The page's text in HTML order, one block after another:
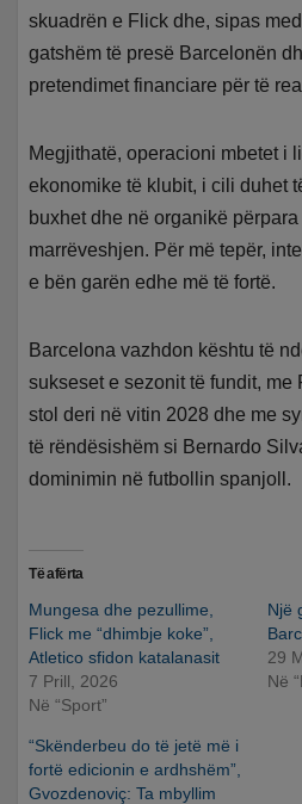
skuadrën e Flick dhe, sipas
gatshëm të presë Barcelonën
pretendimet financiare për të
Megjithatë, operacioni mbetet i
ekonomike të klubit, i cili duhet
buxhet dhe në organikë
marrëveshjen. Për më tepër,
e bën garën edhe më të fortë.
Barcelona vazhdon kështu të
sukseset e sezonit të fundit, me
stol deri në vitin 2028 dhe me
të rëndësishëm si Bernardo
dominimin në futbollin spanjoll.
Të afërta
Mungesa dhe pezullime,
Flick me “dhimbje koke”,
Atletico sfidon katalanasit
7 Prill, 2026
Në “Sport”
Një
29
Në
“Skënderbeu do të jetë më i
fortë edicionin e ardhshëm”,
Gvozdenoviç: Ta mbyllim